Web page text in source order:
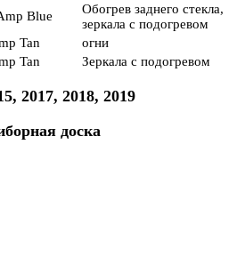
Blue
Обогрев заднего стекла,
зеркала с подогревом
Tan
огни
Tan Зеркала с подогревом
2017, 2018, 2019
доска